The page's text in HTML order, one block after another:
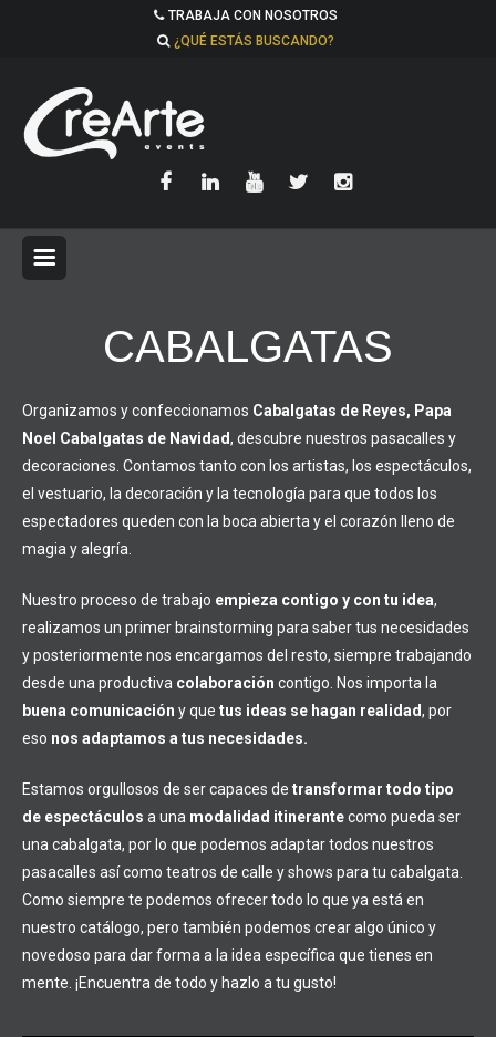
TRABAJA CON NOSOTROS
¿QUÉ ESTÁS BUSCANDO?
CABALGATAS
Organizamos y confeccionamos Cabalgatas de Reyes, Papa
Noel Cabalgatas de Navidad, descubre nuestros pasacalles y
decoraciones. Contamos tanto con los artistas, los espectáculos,
el vestuario, la decoración y la tecnología para que todos los
espectadores queden con la boca abierta y el corazón lleno de
magia y alegría.
Nuestro proceso de trabajo empieza contigo y con tu idea,
realizamos un primer brainstorming para saber tus necesidades
y posteriormente nos encargamos del resto, siempre trabajando
desde una productiva colaboración contigo. Nos importa la
buena comunicación y que tus ideas se hagan realidad, por
eso nos adaptamos a tus necesidades.
Estamos orgullosos de ser capaces de transformar todo tipo
de espectáculos a una modalidad itinerantecomo pueda ser
una cabalgata, por lo que podemos adaptar todos nuestros
pasacalles así como teatros de calle y shows para tu cabalgata.
Como siempre te podemos ofrecer todo lo que ya está en
nuestro catálogo, pero también podemos crear algo único y
novedoso para dar forma a la idea específica que tienes en
mente. ¡Encuentra de todo y hazlo a tu gusto!